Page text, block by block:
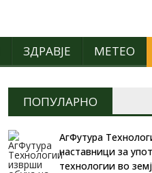
ЗДРАВЈЕ МЕТЕО
ПОПУЛАРНО
АгФутура
наставници за
технологии во